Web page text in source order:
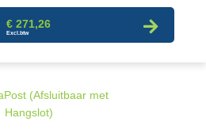
€ 271,26